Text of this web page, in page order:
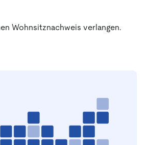
Wohnsitznachweis verlangen.